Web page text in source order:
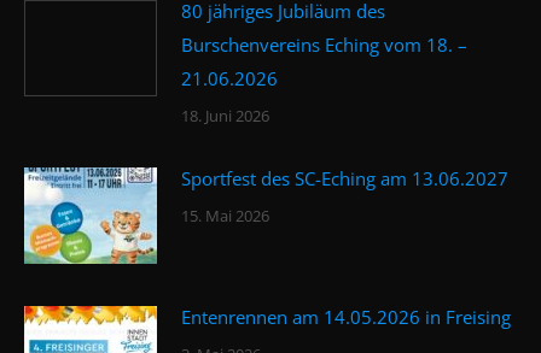
80 jähriges Jubiläum des
Burschenvereins Eching vom 18. –
21.06.2026
18. Juni 2026
Sportfest des SC-Eching am 13.06.2027
15. Mai 2026
Entenrennen am 14.05.2026 in Freising